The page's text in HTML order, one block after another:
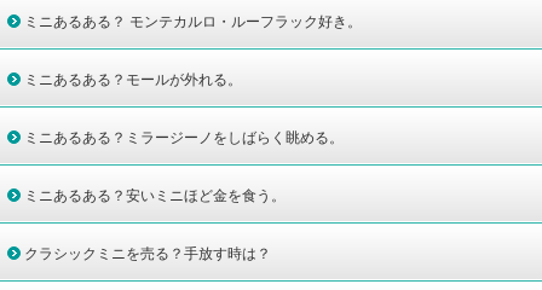
ミニあるある？ モンテカルロ・ルーフラック好き。
ミニあるある？モールが外れる。
ミニあるある？ミラージーノをしばらく眺める。
ミニあるある？安いミニほど金を食う。
クラシックミニを売る？手放す時は？